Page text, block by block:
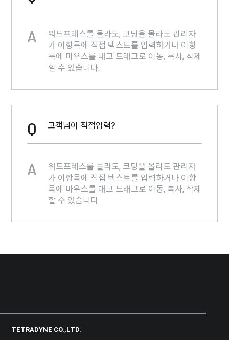
A
워드프레스를 몰라도, 코딩을 몰라도 관리자
가 이항목에 직접 텍스트를 입력하거나 이항
목에 마우스를 대고 드래그로 이동, 복사, 삭제
할 수 있습니다.
Q 고객님이 직접입력?
A
워드프레스를 몰라도, 코딩을 몰라도 관리자
가 이항목에 직접 텍스트를 입력하거나 이항
목에 마우스를 대고 드래그로 이동, 복사, 삭제
할 수 있습니다.
TETRADYNE CO.,LTD.